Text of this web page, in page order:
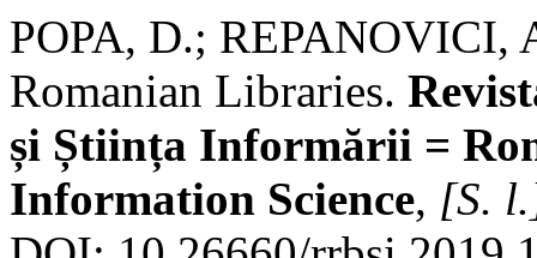
POPA, D.; REPANOVICI,
Romanian Libraries.
și Știința Informării =
Information Science, [S.